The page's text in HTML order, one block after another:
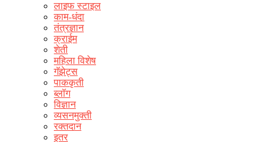
लाइफ स्टाइल
काम-धंदा
तंत्रज्ञान
क्राईम
शेती
महिला विशेष
गॅझेट्स
पाककृती
ब्लॉग
विज्ञान
व्यसनमुक्ती
रक्‍तदान
इतर